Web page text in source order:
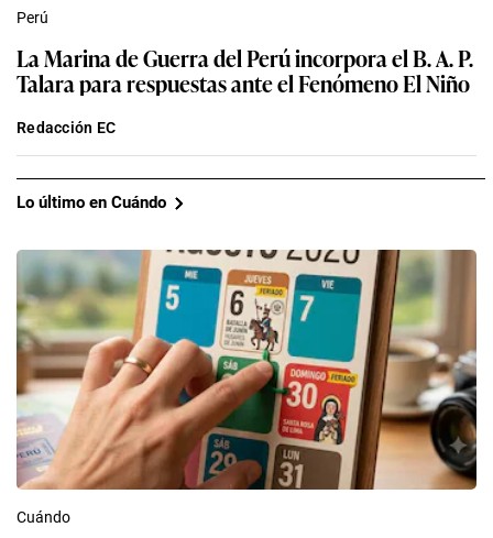
Perú
La Marina de Guerra del Perú incorpora el B. A. P.
Talara para respuestas ante el Fenómeno El Niño
Redacción EC
Lo último en Cuándo
Cuándo